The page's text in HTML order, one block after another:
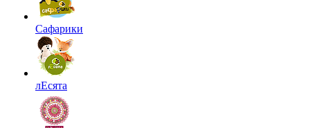
Сафарики
лЕсята